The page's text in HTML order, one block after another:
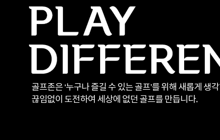
골프존은 ‘누구나 즐길 수 있는 골프’를 위해 새롭게 생
끊임없이 도전하여 세상에 없던 골프를 만듭니다.